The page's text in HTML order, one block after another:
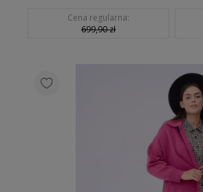
Cena regularna:
699,90 zł